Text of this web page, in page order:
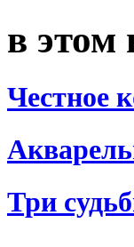
в этом
Честное
Три